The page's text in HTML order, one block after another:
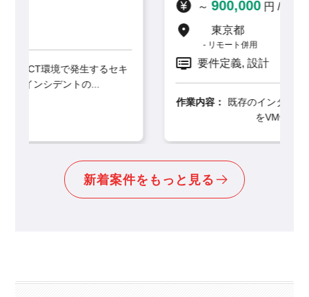
円 / 月
要件定義, 設計
既存のインターネット閲覧環境システム
をVMware仮想環境からS...
新着案件をもっと見る